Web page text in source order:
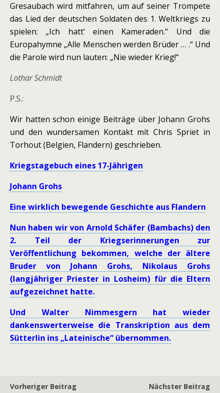
Gresaubach wird mitfahren, um auf seiner Trompete
das Lied der deutschen Soldaten des 1. Weltkriegs zu
spielen: „Ich hatt’ einen Kameraden.“ Und die
Europahymne „Alle Menschen werden Brüder … .“ Und
die Parole wird nun lauten: „Nie wieder Krieg!“
Lothar Schmidt
P.S.:
Wir hatten schon einige Beiträge über Johann Grohs
und den wundersamen Kontakt mit Chris Spriet in
Torhout (Belgien, Flandern) geschrieben.
Kriegstagebuch eines 17-Jährigen
Johann Grohs
Eine wirklich bewegende Geschichte aus Flandern
Nun haben wir von Arnold Schäfer (Bambachs) den
2. Teil der Kriegserinnerungen zur
Veröffentlichung bekommen, welche der ältere
Bruder von Johann Grohs, Nikolaus Grohs
(langjähriger Priester in Losheim) für die Eltern
aufgezeichnet hatte.
Und Walter Nimmesgern hat wieder
dankenswerterweise die Transkription aus dem
Sütterlin ins „Lateinische“ übernommen.
Vorheriger Beitrag
Nächster Beitrag